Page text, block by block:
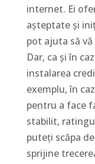
internet. Ei
așteptate și
pot ajuta să
Dar, ca și în
instalarea
exemplu, în
pentru a face
stabilit,
puteți scăpa
sprijine